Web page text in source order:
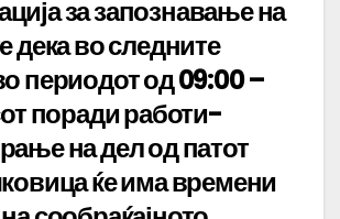
за запознавање на
дека во следните
периодот од 09:00 –
поради работи-
на дел од патот
ќе има времени